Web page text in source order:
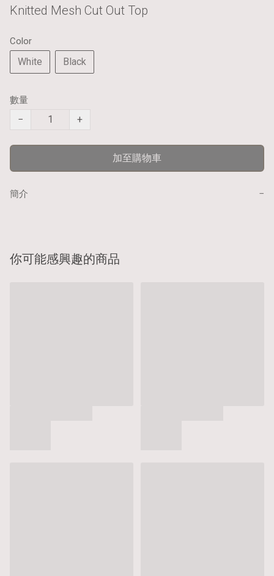
Knitted Mesh Cut Out Top
Color
White Black
數量
− +
加至購物車
簡介 −
你可能感興趣的商品